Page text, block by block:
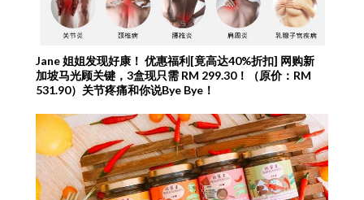
Jane 姐姐发现好康！ 优惠福利[竟高达40%折扣] 网购新
加坡马光顾关键，3盒现只需 RM 299.30！（原价：RM
531.90）关节疼痛和你说Bye Bye！